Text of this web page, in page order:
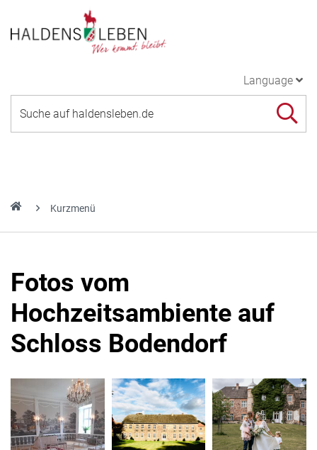
Language
Kurzmenü
Fotos vom
Hochzeitsambiente auf
Schloss Bodendorf